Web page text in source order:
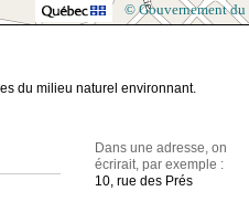
© Gouvernement du
du milieu naturel environnant.
Dans une adresse, on
écrirait, par exemple :
10, rue des Prés